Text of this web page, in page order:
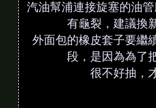
汽油幫浦連接旋塞的油
有龜裂，建議換
外面包的橡皮套子要繼
段，是因為為了
很不好抽，